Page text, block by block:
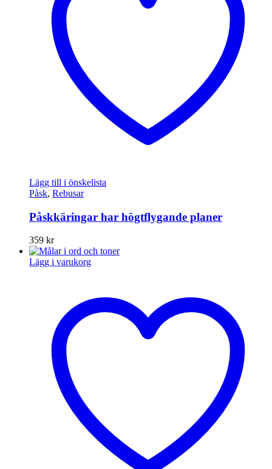
Lägg till i önskelista
Påsk, Rebusar
Påskkäringar har högtflygande planer
359 kr
Lägg i varukorg